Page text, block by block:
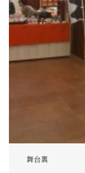
舞台裏